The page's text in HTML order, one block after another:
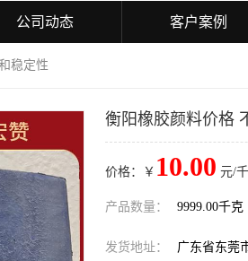
公司动态 客户案例
稳定性
衡阳橡胶颜料价格
价格：￥ 10.00 元/
产品数量： 9999.00千克
发货地址： 广东省东莞